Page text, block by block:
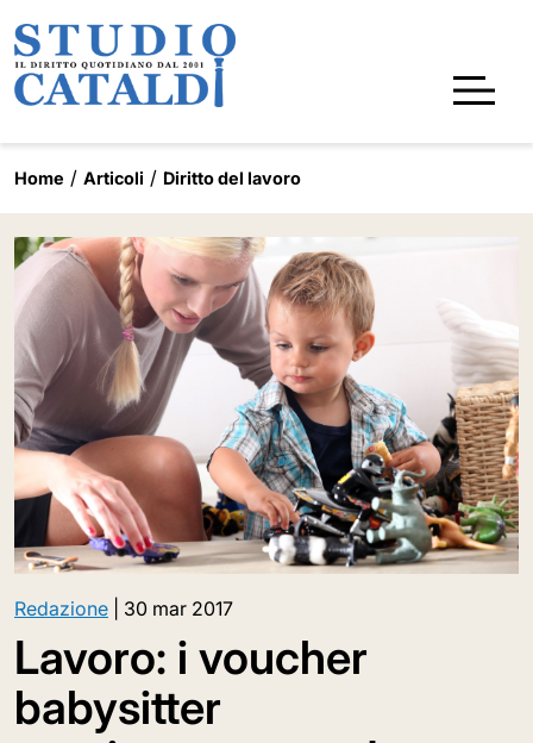
Home Articoli Diritto del lavoro
Redazione 30 mar 2017
Lavoro: i voucher
babysitter